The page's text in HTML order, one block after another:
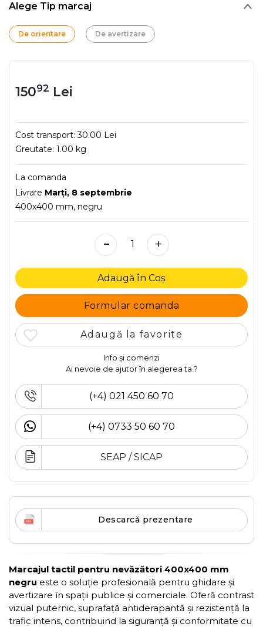
Alege Tip marcaj
De orientare De avertizare
15092 Lei
Cost transport:30.00 Lei
Greutate: 1.00 kg
La comanda
Livrare Marţi, 8 septembrie
400x400 mm, negru
- +
Adaugă în Coș
Formular comanda
Adaugă la favorite
Info și comenzi
Ai nevoie de ajutor în alegerea ta ?
(+4) 021 450 60 70
(+4) 0733 50 60 70
SEAP / SICAP
Descarcă prezentare
Marcajul tactil pentru nevăzători 400x400 mm
negru este o soluție profesională pentru ghidare și
avertizare în spații publice și comerciale. Oferă contrast
vizual puternic, suprafață antiderapantă și rezistență la
trafic intens, contribuind la siguranță și conformitate cu